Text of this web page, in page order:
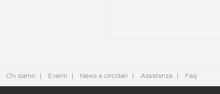
Chi siamo Eventi News e circolari Assistenza Faq